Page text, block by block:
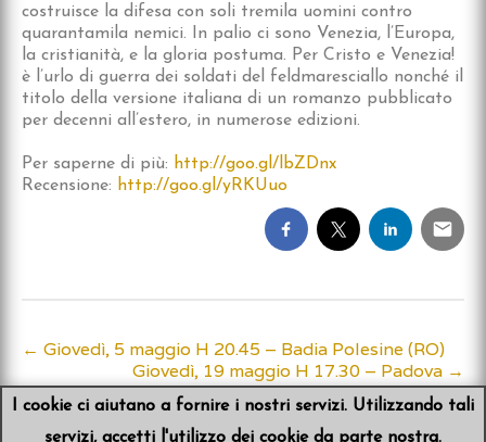
costruisce la difesa con soli tremila uomini contro
quarantamila nemici. In palio ci sono Venezia, l’Europa,
la cristianità, e la gloria postuma. Per Cristo e Venezia!
è l’urlo di guerra dei soldati del feldmaresciallo nonché il
titolo della versione italiana di un romanzo pubblicato
per decenni all’estero, in numerose edizioni.
Per saperne di più: http://goo.gl/lbZDnx
Recensione: http://goo.gl/yRKUuo
Post
navigation
← Giovedì, 5 maggio H 20.45 – Badia Polesine (RO)
Giovedì, 19 maggio H 17.30 – Padova →
I cookie ci aiutano a fornire i nostri servizi. Utilizzando tali
servizi, accetti l'utilizzo dei cookie da parte nostra.